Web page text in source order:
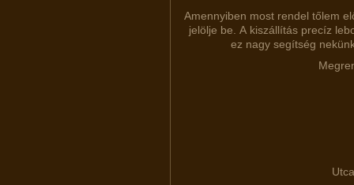
Amennyiben most rendel tőlem
jelölje be. A kiszállítás precíz lebonyolításánál
ez nagy segítség